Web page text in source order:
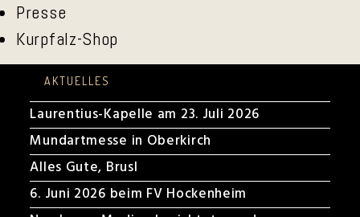
Presse
Kurpfalz-Shop
AKTUELLES
Laurentius-Kapelle am 23. Juli 2026
Mundartmesse in Oberkirch
Alles Gute, Brusl
6. Juni 2026 beim FV Hockenheim